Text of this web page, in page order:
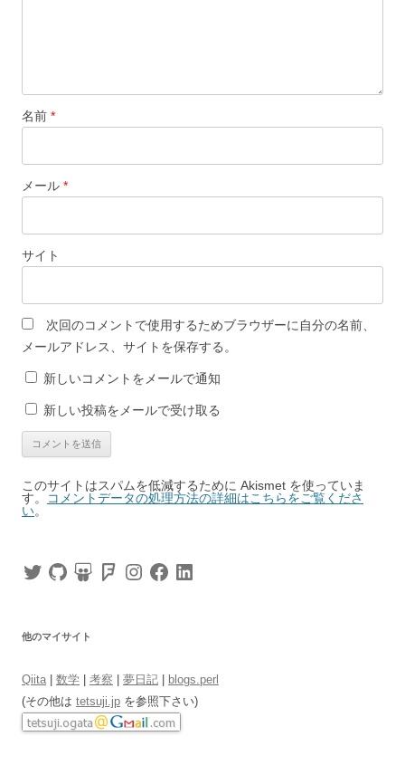
名前 *
メール *
サイト
次回のコメントで使用するためブラウザーに自分の名前、
メールアドレス、サイトを保存する。
新しいコメントをメールで通知
新しい投稿をメールで受け取る
このサイトはスパムを低減するために Akismet を使っていま
す。
コメントデータの処理方法の詳細はこちらをご覧くださ
い。
TwitterGitHubSlideShareFoursquare
InstagramFacebookLinkedIn
他のマイサイト
Qiita 数学 考察 夢日記
blogs.perl
(その他は tetsuji.jp を参照下さい)